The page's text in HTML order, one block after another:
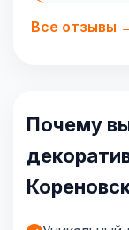
Все отзывы
Почему